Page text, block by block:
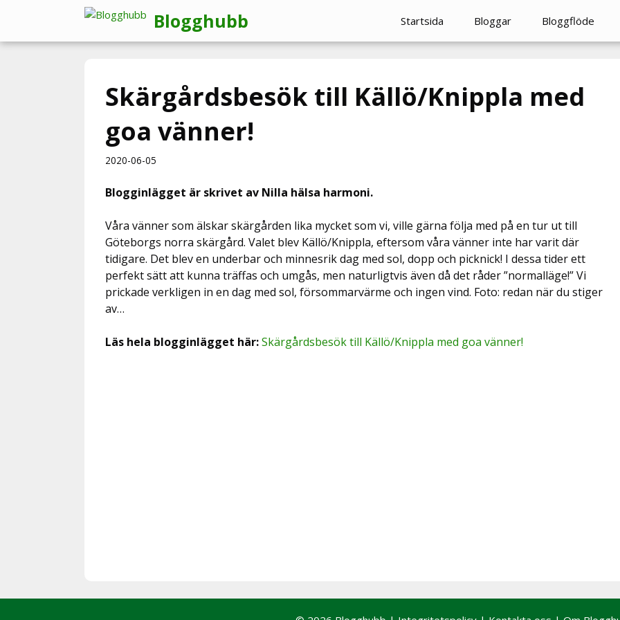
innehåll
Blogghubb Startsida Bloggar Bloggflöde
Skärgårdsbesök till Källö/Knippla med
goa vänner!
2020-06-05
Blogginlägget är skrivet av Nilla hälsa harmoni.
Våra vänner som älskar skärgården lika mycket som vi, ville gärna följa med på en tur ut till
Göteborgs norra skärgård. Valet blev Källö/Knippla, eftersom våra vänner inte har varit där
tidigare. Det blev en underbar och minnesrik dag med sol, dopp och picknick! I dessa tider ett
perfekt sätt att kunna träffas och umgås, men naturligtvis även då det råder ”normalläge!” Vi
prickade verkligen in en dag med sol, försommarvärme och ingen vind. Foto: redan när du stiger
av…
Läs hela blogginlägget här:Skärgårdsbesök till Källö/Knippla med goa vänner!